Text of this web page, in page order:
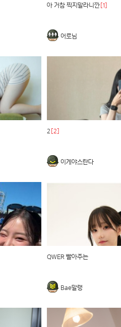
아 거참 찍지말라니깐 [1]
어로님
2 [2]
이게야스란다
QWER 빨아주는
Bae말랭